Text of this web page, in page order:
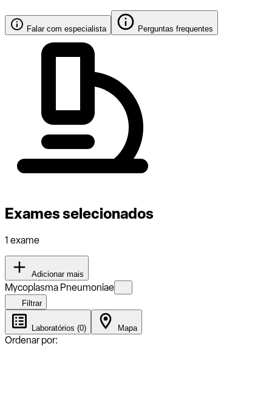
Falar com especialista Perguntas frequentes
Exames selecionados
1 exame
Adicionar mais
Mycoplasma Pneumoniae
Filtrar
Laboratórios (0) Mapa
Ordenar por: